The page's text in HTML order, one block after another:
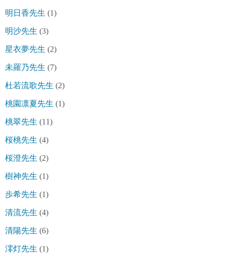
明日香先生 (1)
明沙先生 (3)
星衣夢先生 (2)
未羅乃先生 (7)
杜若流歌先生 (2)
桃園凛夏先生 (1)
桃翠先生 (11)
桜桃先生 (4)
桜澄先生 (2)
樹神先生 (1)
歩希先生 (1)
清流先生 (4)
清陽先生 (6)
澪灯先生 (1)